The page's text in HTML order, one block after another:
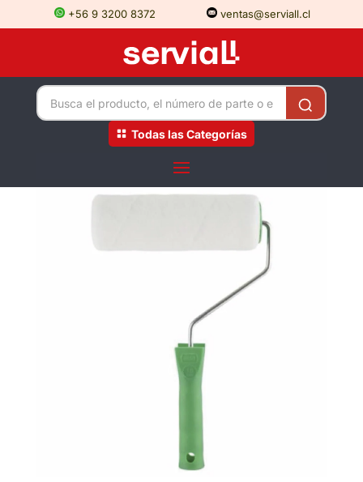
+56 9 3200 8372 ventas@serviall.cl
Todas las Categorías